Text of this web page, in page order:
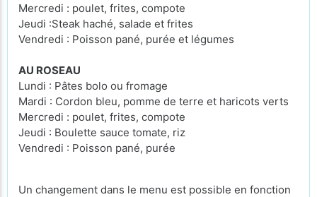
Mercredi : poulet, frites, compote
Jeudi :Steak haché, salade et frites
Vendredi : Poisson pané, purée et légumes
AU ROSEAU
Lundi : Pâtes bolo ou fromage
Mardi : Cordon bleu, pomme de terre et haricots verts
Mercredi : poulet, frites, compote
Jeudi : Boulette sauce tomate, riz
Vendredi : Poisson pané, purée
Un changement dans le menu est possible en fonction